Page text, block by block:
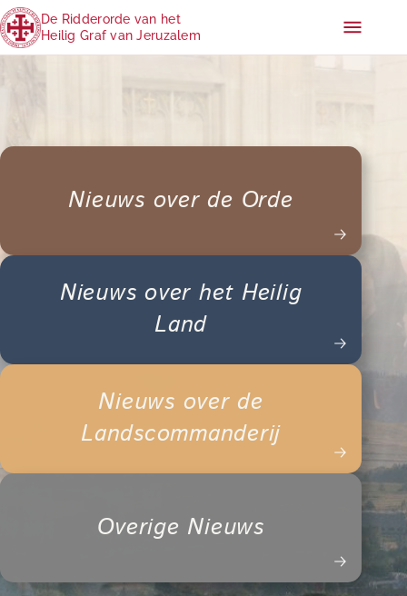
De Ridderorde van het
Heilig Graf van Jeruzalem
Nieuws over de Orde
Nieuws over het Heilig
Land
Nieuws over de
Landscommanderij
Overige Nieuws